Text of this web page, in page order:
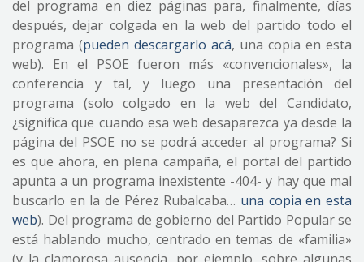
del programa en diez páginas para, finalmente, días
después, dejar colgada en la web del partido todo el
programa (pueden descargarlo acá, una copia en esta
web). En el PSOE fueron más «convencionales», la
conferencia y tal, y luego una presentación del
programa (solo colgado en la web del Candidato,
¿significa que cuando esa web desaparezca ya desde la
página del PSOE no se podrá acceder al programa? Si
es que ahora, en plena campaña, el portal del partido
apunta a un programa inexistente -404- y hay que mal
buscarlo en la de Pérez Rubalcaba… una copia en esta
web). Del programa de gobierno del Partido Popular se
está hablando mucho, centrado en temas de «familia»
(y la clamorosa ausencia, por ejemplo, sobre algunas